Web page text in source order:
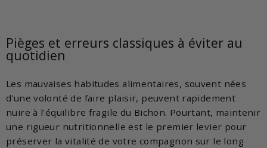
Pièges et erreurs classiques à éviter au
quotidien
Les mauvaises habitudes alimentaires, souvent nées
d'une volonté de faire plaisir, peuvent rapidement
nuire à l'équilibre fragile du Bichon. Pourtant, maintenir
une rigueur nutritionnelle est le premier levier pour
préserver la vitalité de votre compagnon sur le long